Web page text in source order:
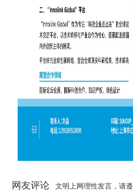
网友评论 文明上网理性发言，请